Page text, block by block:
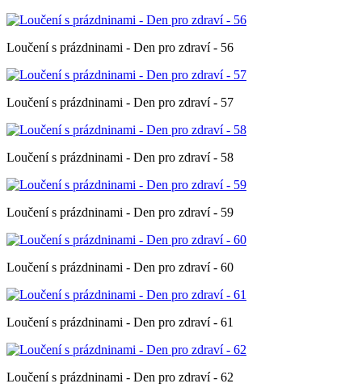
Loučení s prázdninami - Den pro zdraví - 56
Loučení s prázdninami - Den pro zdraví - 57
Loučení s prázdninami - Den pro zdraví - 58
Loučení s prázdninami - Den pro zdraví - 59
Loučení s prázdninami - Den pro zdraví - 60
Loučení s prázdninami - Den pro zdraví - 61
Loučení s prázdninami - Den pro zdraví - 62